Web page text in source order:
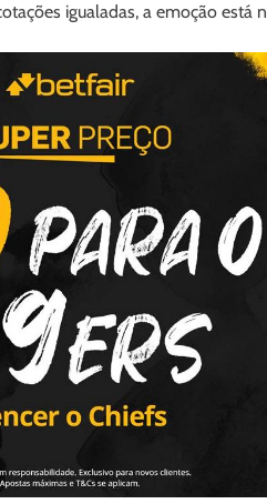
igualadas, a emoção está